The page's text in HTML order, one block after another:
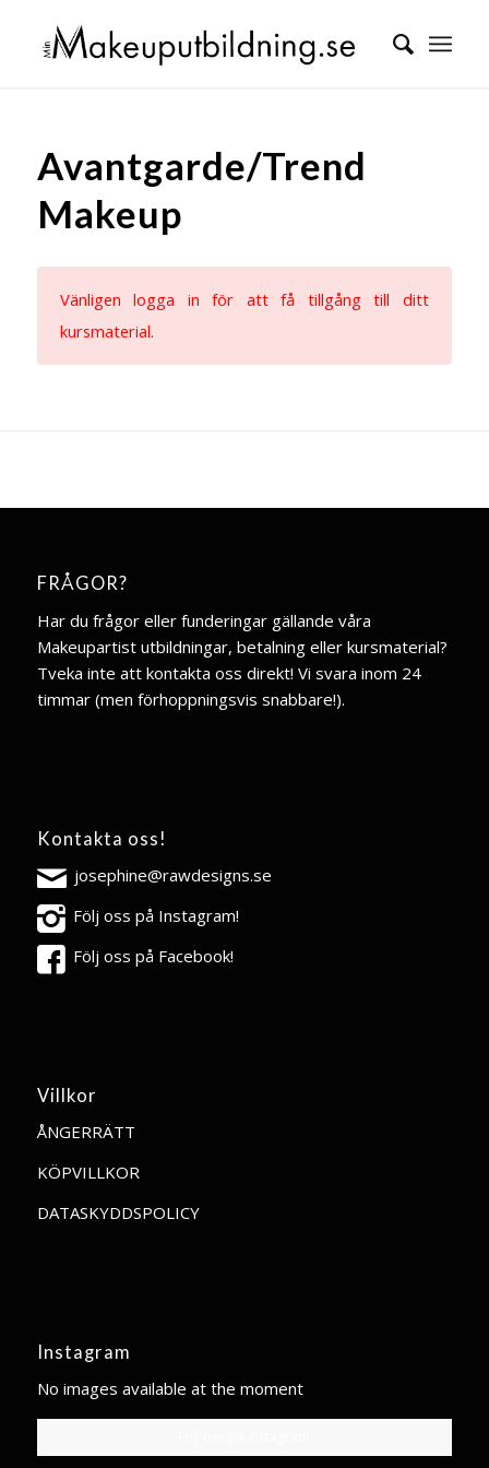
Avantgarde/Trend
Makeup
Vänligen logga in för att få tillgång till ditt
kursmaterial.
FRÅGOR?
Har du frågor eller funderingar gällande våra
Makeupartist utbildningar, betalning eller kursmaterial?
Tveka inte att kontakta oss direkt! Vi svara inom 24
timmar (men förhoppningsvis snabbare!).
Kontakta oss!
josephine@rawdesigns.se
Följ oss på Instagram!
Följ oss på Facebook!
Villkor
ÅNGERRÄTT
KÖPVILLKOR
DATASKYDDSPOLICY
Instagram
No images available at the moment